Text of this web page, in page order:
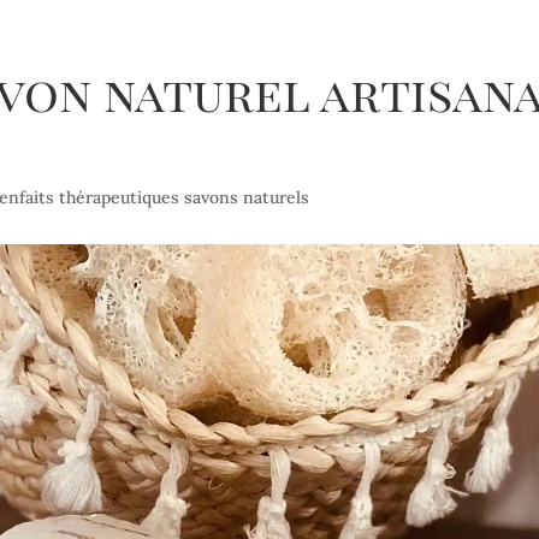
naturel
thérapeutiques savons naturels